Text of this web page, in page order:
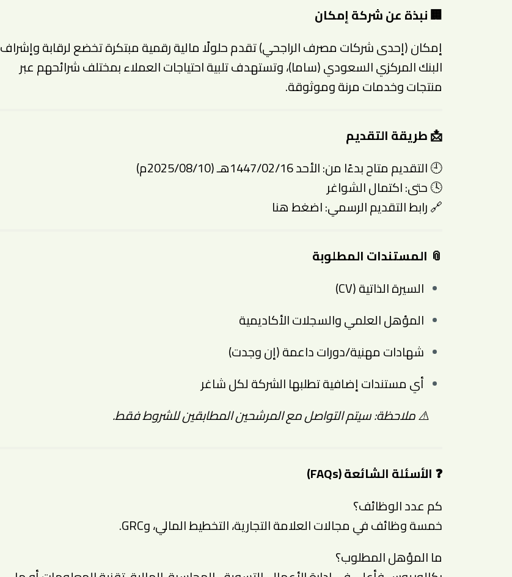
🏢 نبذة عن شركة إمكان
إمكان (إحدى شركات مصرف الراجحي) تقدم حلولًا مالية رقمية مبتكرة تخضع لرقابة وإشراف
البنك المركزي السعودي (ساما)، وتستهدف تلبية احتياجات العملاء بمختلف شرائحهم عبر
منتجات وخدمات مرنة وموثوقة.
📩 طريقة التقديم
🕘 التقديم متاح بدءًا من: الأحد 1447/02/16هـ (2025/08/10م)
🕓 حتى: اكتمال الشواغر
🔗 رابط التقديم الرسمي:اضغط هنا
📎 المستندات المطلوبة
السيرة الذاتية (CV)
المؤهل العلمي والسجلات الأكاديمية
شهادات مهنية/دورات داعمة (إن وجدت)
أي مستندات إضافية تطلبها الشركة لكل شاغر
⚠️ ملاحظة: سيتم التواصل مع المرشحين المطابقين للشروط فقط.
❓ الأسئلة الشائعة (FAQs)
كم عدد الوظائف؟
خمسة وظائف في مجالات العلامة التجارية، التخطيط المالي، وGRC.
ما المؤهل المطلوب؟